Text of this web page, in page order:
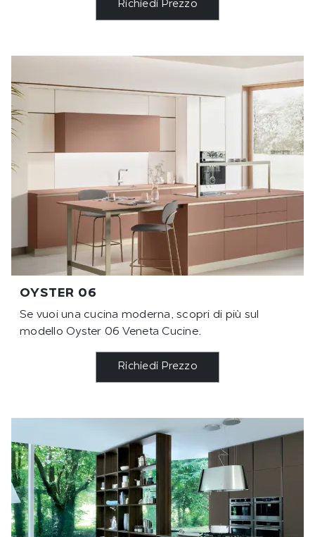
Richiedi Prezzo
OYSTER 06
Se vuoi una cucina moderna, scopri di più sul
modello Oyster 06 Veneta Cucine.
Richiedi Prezzo